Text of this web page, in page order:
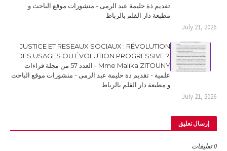
تقديم ذة حليمة عبد الرمى - منشورات موقع الباحث و
مطبعة دار القلم بالرباط
July 21, 2026
JUSTICE ET RESEAUX SOCIAUX : RÉVOLUTION
DES USAGES OU ÉVOLUTION PROGRESSIVE ?.
Mme Malika ZITOUNY - العدد 57 من مجلة قراءات
علمية - تقديم ذة حليمة عبد الرمى - منشورات موقع الباحث
و مطبعة دار القلم بالرباط
July 21, 2026
إرسال تعليق
0 تعليقات